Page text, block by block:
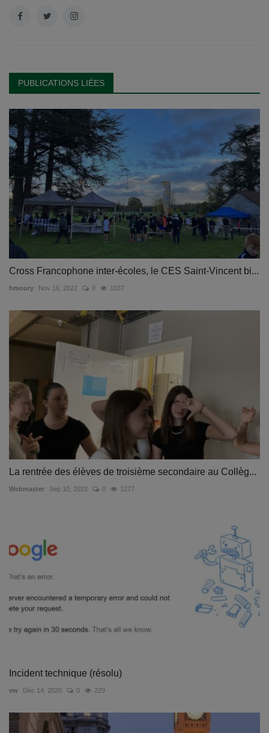
PUBLICATIONS LIÉES
Cross Francophone inter-écoles, le CES Saint-Vincent bi...
hmoury Nov 16, 2022 0 1037
La rentrée des élèves de troisième secondaire au Collèg...
Webmaster Sep 10, 2022 0 1277
Incident technique (résolu)
vw Déc 14, 2020 0 229